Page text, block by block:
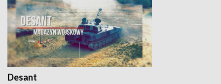
Desant